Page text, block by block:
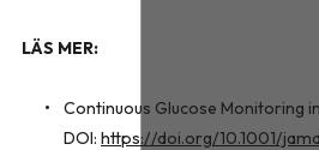
LÄS MER:
Continuous Glucose Monitoring
DOI: https://doi.org/10.1001/